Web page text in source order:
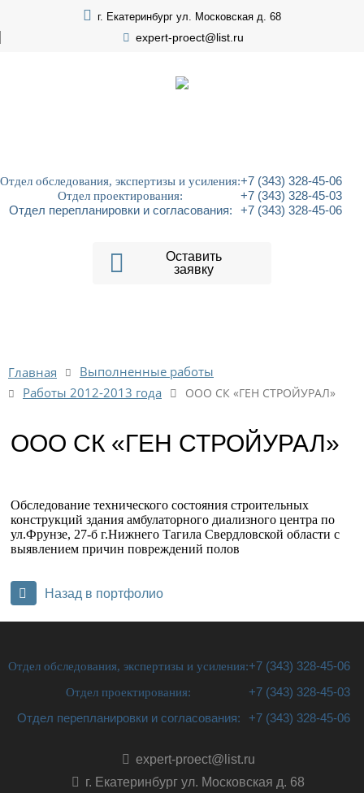
г. Екатеринбург ул. Московская д. 68
expert-proect@list.ru
Отдел обследования, экспертизы и усиления:+7 (343) 328-45-06
Отдел проектирования:
+7 (343) 328-45-03
Отдел перепланировки и согласования:
+7 (343) 328-45-06
Оставить
заявку
Главная
Выполненные работы
Работы 2012-2013 года
ООО СК «ГЕН СТРОЙУРАЛ»
ООО СК «ГЕН СТРОЙУРАЛ»
Обследование технического состояния строительных
конструкций здания амбулаторного диализного центра по
ул.Фрунзе, 27-б г.Нижнего Тагила Свердловской области с
выявлением причин повреждений полов
Назад в портфолио
Отдел обследования, экспертизы и усиления:+7 (343) 328-45-06
Отдел проектирования:
+7 (343) 328-45-03
Отдел перепланировки и согласования:
+7 (343) 328-45-06
expert-proect@list.ru
г. Екатеринбург ул. Московская д. 68